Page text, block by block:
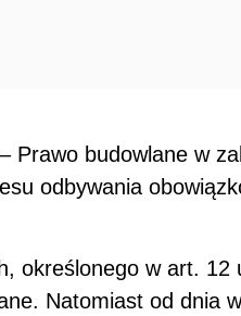
Prawo budowlane w
odbywania
określonego w art. 12
Natomiast od dnia